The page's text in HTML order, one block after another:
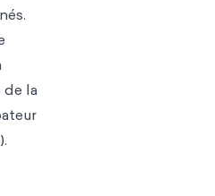
la